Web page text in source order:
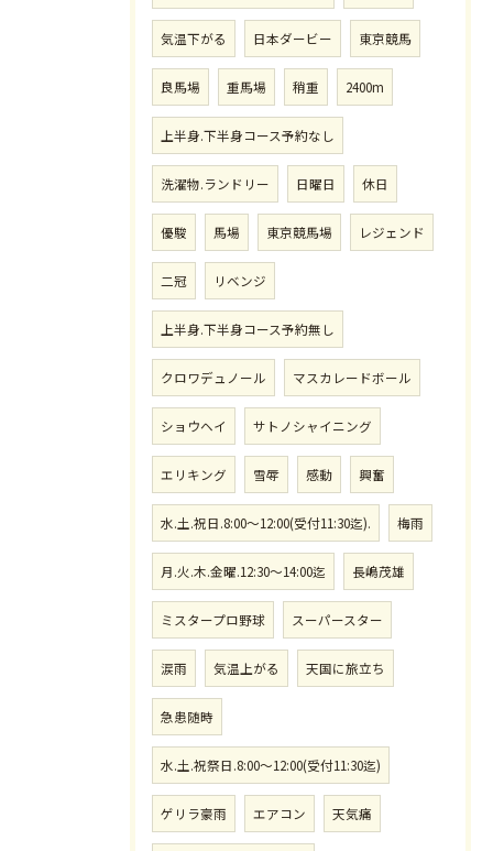
気温下がる 日本ダービー 東京競馬
良馬場 重馬場 稍重 2400m
上半身.下半身コース予約なし
洗濯物.ランドリー 日曜日 休日
優駿 馬場 東京競馬場 レジェンド
二冠 リベンジ
上半身.下半身コース予約無し
クロワデュノール マスカレードボール
ショウヘイ サトノシャイニング
エリキング 雪辱 感動 興奮
水.土.祝日.8:00〜12:00(受付11:30迄). 梅雨
月.火.木.金曜.12:30〜14:00迄 長嶋茂雄
ミスタープロ野球 スーパースター
涙雨 気温上がる 天国に旅立ち
急患随時
水.土.祝祭日.8:00〜12:00(受付11:30迄)
ゲリラ豪雨 エアコン 天気痛